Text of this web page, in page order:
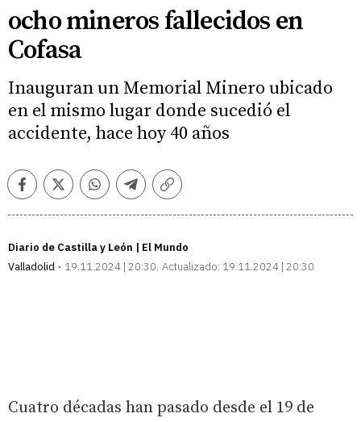
ocho mineros fallecidos en
Cofasa
Inauguran un Memorial Minero ubicado
en el mismo lugar donde sucedió el
accidente, hace hoy 40 años
FacebookTwitterWhatsappTelegramCopiar
Diario de Castilla y León | El Mundo
Valladolid
19.11.2024 | 20:30 Actualizado: 19.11.2024 | 20:30
Cuatro décadas han pasado desde el 19 de